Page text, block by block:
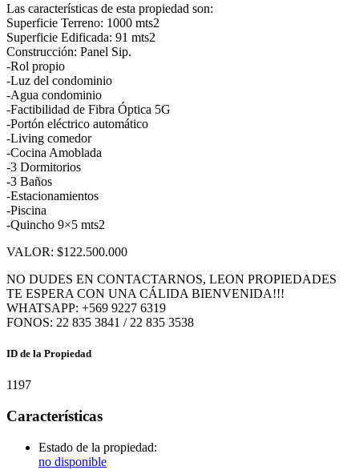
Las características de esta propiedad son:
Superficie Terreno: 1000 mts2
Superficie Edificada: 91 mts2
Construcción: Panel Sip.
-Rol propio
-Luz del condominio
-Agua condominio
-Factibilidad de Fibra Óptica 5G
-Portón eléctrico automático
-Living comedor
-Cocina Amoblada
-3 Dormitorios
-3 Baños
-Estacionamientos
-Piscina
-Quincho 9×5 mts2
VALOR: $122.500.000
NO DUDES EN CONTACTARNOS, LEON PROPIEDADES
TE ESPERA CON UNA CÁLIDA BIENVENIDA!!!
WHATSAPP: +569 9227 6319
FONOS: 22 835 3841 / 22 835 3538
ID de la Propiedad
1197
Características
Estado de la propiedad:
no disponible